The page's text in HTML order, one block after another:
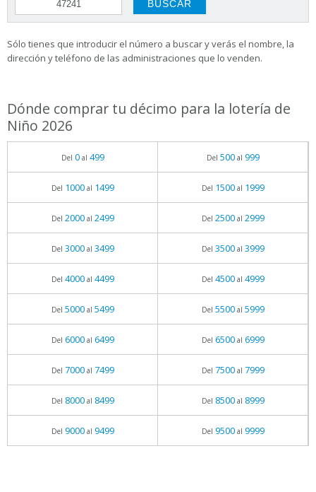
Sólo tienes que introducir el número a buscar y verás el nombre, la
dirección y teléfono de las administraciones que lo venden.
Dónde comprar tu décimo para la lotería de
Niño 2026
Del 0al 499 Del 500al 999
Del 1000al 1499 Del 1500al 1999
Del 2000al 2499 Del 2500al 2999
Del 3000al 3499 Del 3500al 3999
Del 4000al 4499 Del 4500al 4999
Del 5000al 5499 Del 5500al 5999
Del 6000al 6499 Del 6500al 6999
Del 7000al 7499 Del 7500al 7999
Del 8000al 8499 Del 8500al 8999
Del 9000al 9499 Del 9500al 9999